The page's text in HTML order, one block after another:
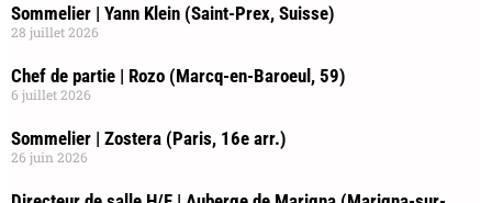
Sommelier | Yann Klein (Saint-Prex, Suisse)
28 juillet 2026
Chef de partie | Rozo (Marcq-en-Baroeul, 59)
6 juillet 2026
Sommelier | Zostera (Paris, 16e arr.)
26 juin 2026